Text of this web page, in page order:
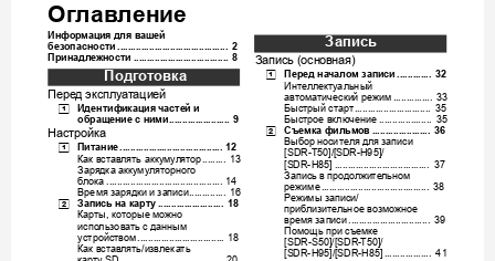
Оглавление
Информация для вашей Запись
безопасности .......................................... 2
Принадлежности .................................... 8 Запись (основная)
[1] Перед началом записи ............. 32
Подготовка
Интеллектуальный
Перед эксплуатацией автоматический режим 33
[1] Идентификация частей и Быстрый старт 35
обращение с ними 9 Быстрое включение 35
[2] Съемка фильмов 36
Настройка
Выбор носителя для записи
[1] Питание....................................... 12
[SDR-T50]/[SDR-H95]/
Как вставлять аккумулятор 13
[SDR- H85] 37
Зарядка аккумуляторного
Запись в продолжительном
блока 14 режиме 38
Время зарядки и записи.. 16 Режимы записи/
[2] Запись на карту ......................... 18 приблизительное возможное
Карты, которые можно
время записи............................... 39
использовать с данным
Помощь при съемке
устройством 18
[SDR-S50]/[SDR-T50]/
Как вставлять/извлекать
[SDR- H95] /[SDR-H85] .................. 4 1